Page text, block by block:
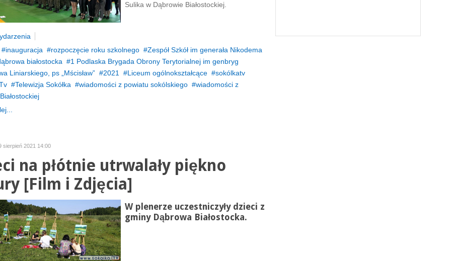
Sulika w Dąbrowie Białostockiej.
inauguracja rozpoczęcie roku szkolnego
Zespół Szkół im generała Nikodema
białostocka
1 Podlaska Brygada Obrony Terytorialnej im genbryg
Liniarskiego, ps „Mścisław”
2021 Liceum ogólnokształcące
sokólkatv
Telewizja Sokółka wiadomości z powiatu sokólskiego
wiadomości z
sierpień 2021 14:00
na płótnie utrwalały piękno
[Film i Zdjęcia]
W plenerze uczestniczyły dzieci z
gminy Dąbrowa Białostocka.